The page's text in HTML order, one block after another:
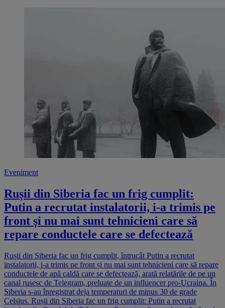
Eveniment
Rușii din Siberia fac un frig cumplit:
Putin a recrutat instalatorii, i-a trimis pe
front și nu mai sunt tehnicieni care să
repare conductele care se defectează
Rușii din Siberia fac un frig cumplit, întrucât Putin a recrutat
instalatorii, i-a trimis pe front și nu mai sunt tehnicieni care să repare
conductele de apă caldă care se defectează, arată relatările de pe un
canal rusesc de Telegram, preluate de un influencer pro-Ucraina. În
Siberia s-au înregistrat deja temperaturi de minus 30 de grade
Celsius. Rușii din Siberia fac un frig cumplit: Putin a recrutat